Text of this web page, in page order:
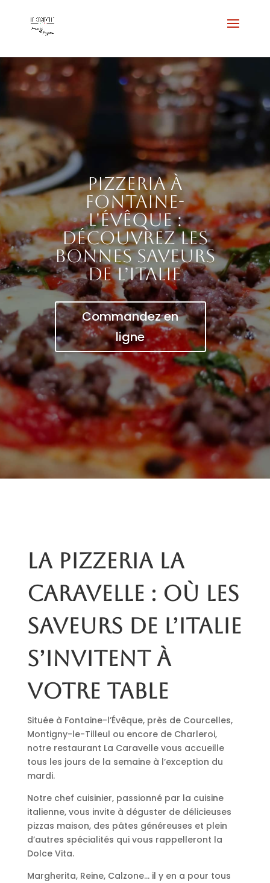
Pizzeria à
Fontaine-
l'Évêque :
découvrez les
bonnes saveurs
de l’Italie
Commandez en
ligne
La pizzeria La
Caravelle : où les
saveurs de l’Italie
s’invitent à
votre table
Située à Fontaine-l’Évêque, près de Courcelles,
Montigny-le-Tilleul ou encore de Charleroi,
notre restaurant La Caravelle vous accueille
tous les jours de la semaine à l’exception du
mardi.
Notre chef cuisinier, passionné par la cuisine
italienne, vous invite à déguster de délicieuses
pizzas maison, des pâtes généreuses et plein
d’autres spécialités qui vous rappelleront la
Dolce Vita.
Margherita, Reine, Calzone… il y en a pour tous